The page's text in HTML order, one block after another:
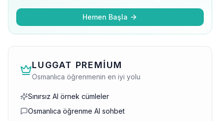
Hemen Başla
LUGGAT PREMIUM
Osmanlıca öğrenmenin en iyi yolu
Sınırsız AI örnek cümleler
Osmanlıca öğrenme AI sohbet